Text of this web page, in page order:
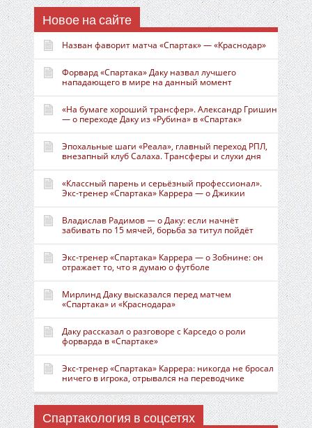
Новое на сайте
Назван фаворит матча «Спартак» — «Краснодар»
Форвард «Спартака» Даку назвал лучшего
нападающего в мире на данный момент
«На бумаге хороший трансфер». Александр Гришин
— о переходе Даку из «Рубина» в «Спартак»
Эпохальные шаги «Реала», главный переход РПЛ,
внезапный клуб Салаха. Трансферы и слухи дня
«Классный парень и серьёзный профессионал».
Экс-тренер «Спартака» Каррера — о Джикии
Владислав Радимов — о Даку: если начнёт
забивать по 15 мячей, борьба за титул пойдёт
Экс-тренер «Спартака» Каррера — о Зобнине: он
отражает то, что я думаю о футболе
Мирлинд Даку высказался перед матчем
«Спартака» и «Краснодара»
Даку рассказал о разговоре с Карседо о роли
форварда в «Спартаке»
Экс-тренер «Спартака» Каррера: никогда не бросал
ничего в игрока, отрывался на переводчике
Спартакология в соцсетях